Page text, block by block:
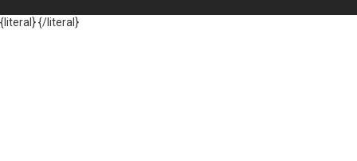
{literal}{/literal}